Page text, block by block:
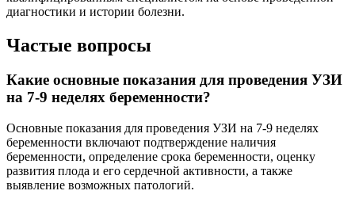
диагностики и истории болезни.
Частые вопросы
Какие основные показания для проведения УЗИ
на 7-9 неделях беременности?
Основные показания для проведения УЗИ на 7-9 неделях
беременности включают подтверждение наличия
беременности, определение срока беременности, оценку
развития плода и его сердечной активности, а также
выявление возможных патологий.